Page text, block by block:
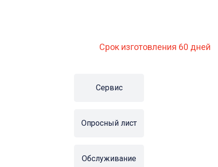
Срок изготовления 60 дней
Сервис
Опросный лист
Обслуживание